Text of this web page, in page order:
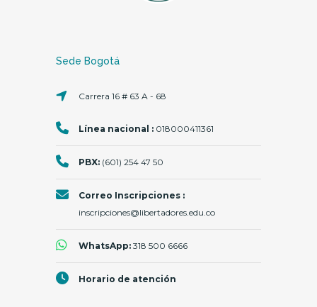
Sede Bogotá
Carrera 16 # 63 A - 68
Línea nacional : 018000411361
PBX: (601) 254 47 50
Correo Inscripciones :
inscripciones@libertadores.edu.co
WhatsApp: 318 500 6666
Horario de atención